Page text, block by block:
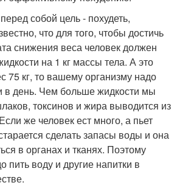
собой цель - похудеть,
что для того, чтобы достичь
снижения веса человек должен
на 1 кг массы тела. А это
75 кг, то вашему организму надо
в день. Чем больше жидкости мы
токсинов и жира выводится из
же человек ест много, а пьет
сделать запасы воды и она
в органах и тканях. Поэтому
пить воду и другие напитки в